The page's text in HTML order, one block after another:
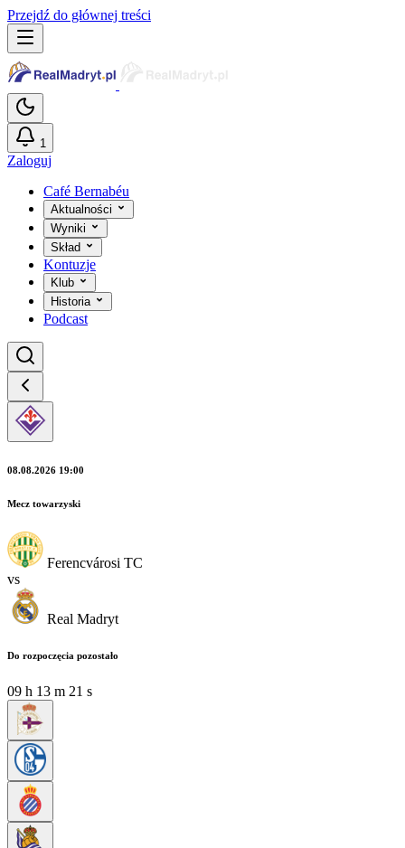
Przejdź do głównej treści
1
Zaloguj
Café Bernabéu
Aktualności
Wyniki
Skład
Kontuzje
Klub
Historia
Podcast
08.08.2026 19:00
Mecz towarzyski
Ferencvárosi TC
vs
Real Madryt
Do rozpoczęcia pozostało
09 h 13 m 19 s